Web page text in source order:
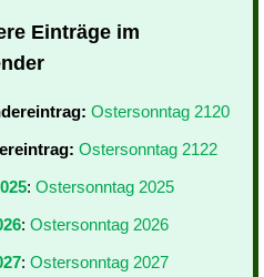
Einträge im
Ostersonntag 2120
Ostersonntag 2122
: Ostersonntag 2025
: Ostersonntag 2026
: Ostersonntag 2027